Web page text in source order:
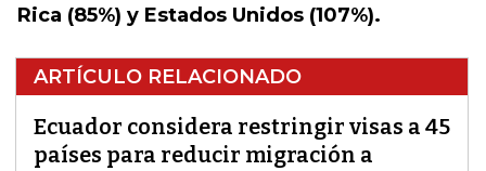
Rica (85%) y Estados Unidos (107%).
ARTÍCULO RELACIONADO
Ecuador considera restringir visas a 45
países para reducir migración a